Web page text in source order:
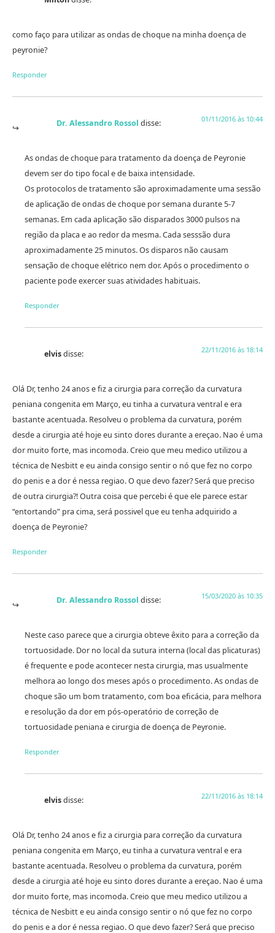
como faço para utilizar as ondas de choque na minha doença de
peyronie?
Responder
Dr. Alessandro Rossol disse: 01/11/2016 às 10:44
As ondas de choque para tratamento da doença de Peyronie
devem ser do tipo focal e de baixa intensidade.
Os protocolos de tratamento são aproximadamente uma sessão
de aplicação de ondas de choque por semana durante 5-7
semanas. Em cada aplicação são disparados 3000 pulsos na
região da placa e ao redor da mesma. Cada sesssão dura
aproximadamente 25 minutos. Os disparos não causam
sensação de choque elétrico nem dor. Após o procedimento o
paciente pode exercer suas atividades habituais.
Responder
elvisdisse: 22/11/2016 às 18:14
Olá Dr, tenho 24 anos e fiz a cirurgia para correção da curvatura
peniana congenita em Março, eu tinha a curvatura ventral e era
bastante acentuada. Resolveu o problema da curvatura, porém
desde a cirurgia até hoje eu sinto dores durante a ereçao. Nao é uma
dor muito forte, mas incomoda. Creio que meu medico utilizou a
técnica de Nesbitt e eu ainda consigo sentir o nó que fez no corpo
do penis e a dor é nessa regiao. O que devo fazer? Será que preciso
de outra cirurgia?! Outra coisa que percebi é que ele parece estar
“entortando” pra cima, será possivel que eu tenha adquirido a
doença de Peyronie?
Responder
Dr. Alessandro Rossol disse: 15/03/2020 às 10:35
Neste caso parece que a cirurgia obteve êxito para a correção da
tortuosidade. Dor no local da sutura interna (local das plicaturas)
é frequente e pode acontecer nesta cirurgia, mas usualmente
melhora ao longo dos meses após o procedimento. As ondas de
choque são um bom tratamento, com boa eficácia, para melhora
e resolução da dor em pós-operatório de correção de
tortuosidade peniana e cirurgia de doença de Peyronie.
Responder
elvisdisse: 22/11/2016 às 18:14
Olá Dr, tenho 24 anos e fiz a cirurgia para correção da curvatura
peniana congenita em Março, eu tinha a curvatura ventral e era
bastante acentuada. Resolveu o problema da curvatura, porém
desde a cirurgia até hoje eu sinto dores durante a ereçao. Nao é uma
dor muito forte, mas incomoda. Creio que meu medico utilizou a
técnica de Nesbitt e eu ainda consigo sentir o nó que fez no corpo
do penis e a dor é nessa regiao. O que devo fazer? Será que preciso